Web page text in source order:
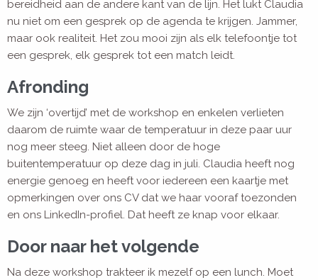
bereidheid aan de andere kant van de lijn. Het lukt Claudia
nu niet om een gesprek op de agenda te krijgen. Jammer,
maar ook realiteit. Het zou mooi zijn als elk telefoontje tot
een gesprek, elk gesprek tot een match leidt.
Afronding
We zijn ‘overtijd’ met de workshop en enkelen verlieten
daarom de ruimte waar de temperatuur in deze paar uur
nog meer steeg. Niet alleen door de hoge
buitentemperatuur op deze dag in juli. Claudia heeft nog
energie genoeg en heeft voor iedereen een kaartje met
opmerkingen over ons CV dat we haar vooraf toezonden
en ons LinkedIn-profiel. Dat heeft ze knap voor elkaar.
Door naar het volgende
Na deze workshop trakteer ik mezelf op een lunch. Moet